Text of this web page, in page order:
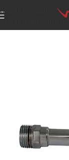
Skip to navigation